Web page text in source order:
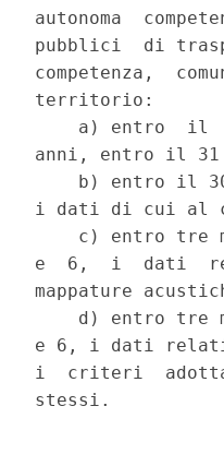
autonoma
pubblici  di
competenza,
territorio:
a) entro  il
anni, entro il
b) entro il
i dati di cui al
c) entro tre
e  6,  i  dati
mappature
d) entro tre
e 6, i dati
i  criteri